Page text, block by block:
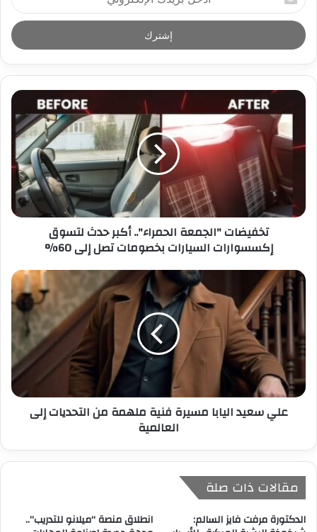
د
خ
ل
ر
د
ل
ر
تخفيضات "الجمعة الحمراء".. أكبر حدث لتسوق
إكسسوارات السيارات بخصومات تصل إلى 60%
علي سعيد اليابا مسيرة فنية ملهمة من التحديات إلى
العالمية
مقالات ذات صلة
الدكتورة مرفت فايز السالم: انطلاق منصة “ميلانو للتدريب”..